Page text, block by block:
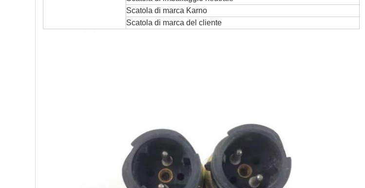
Scatola di marca Karno
Scatola di marca del cliente